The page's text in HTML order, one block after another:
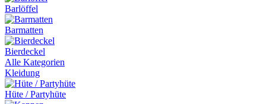
Barlöffel
Barmatten
Bierdeckel
Alle Kategorien
Kleidung
Hüte / Partyhüte